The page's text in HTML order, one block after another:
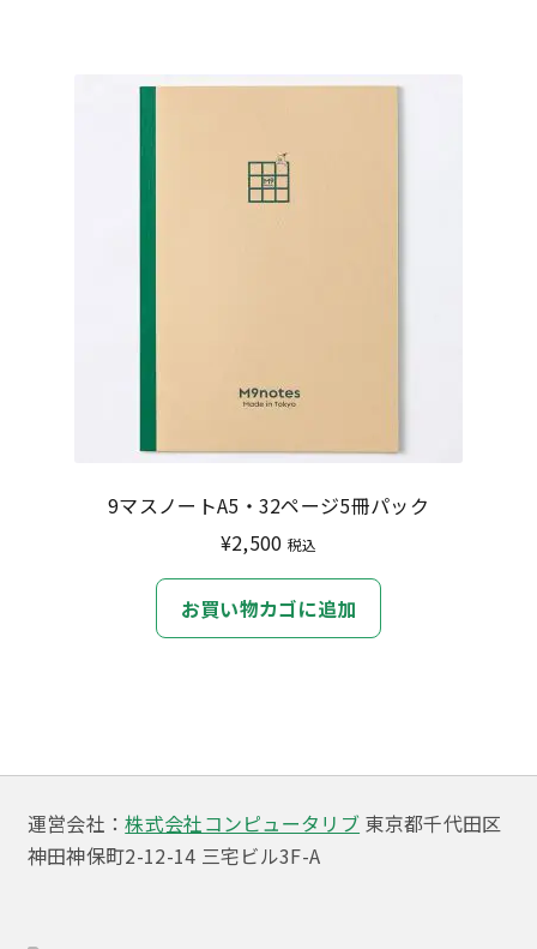
9マスノートA5・32ページ5冊パック
¥2,500 税込
お買い物カゴに追加
運営会社：株式会社コンピュータリブ 東京都千代田区
神田神保町2-12-14 三宅ビル3F-A